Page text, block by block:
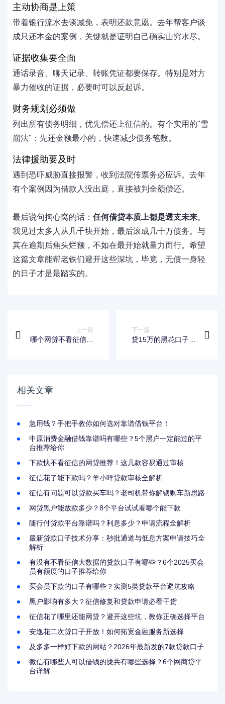
主动协商是上策
带着银行流水去谈减免，表明还款意愿。去年帮客户谈
成只还本金的案例，关键就是证明自己确实山穷水尽。
证据收集要全面
通话录音、聊天记录、转账凭证都要保存。特别是对方
暴力催收的证据，必要时可以反起诉。
财务规划必须做
列出所有债务明细，优先偿还上征信的。有个实用的"雪
崩法"：先还金额最小的，快速减少债务笔数。
法律援助要及时
遇到恐吓威胁直接报警，收到法院传票务必应诉。去年
有个案例因为借款人没出庭，直接被判全额偿还。
最后说句掏心窝的话： 任何借贷本质上都是透支未来。
我见过太多人从几千块开始，最后滚成几十万债务。与
其在逾期后焦头烂额，不如在最开始就量力而行。希望
这篇文章能帮老铁们避开这些深坑，毕竟，无债一身轻
的日子才是最踏实的。
上一篇
哪个网贷不看征信好
下一篇
贷15万的黑花口子有
相关文章
急用钱？手把手教你如何选对靠谱借钱平台！
中原消费金融借钱靠谱吗有哪些？5个黑户一定能过的平
台推荐给你
下款快不看征信的网贷推荐！这几款容易通过审核
征信花了能下款吗？羊小咩贷款审核全解析
征信有问题可以贷款买车吗？老司机带你解锁购车新思路
网贷黑户能放款多少？8个平台试试看哪个能下款
随行付贷款平台靠谱吗？利息多少？申请流程全解析
最新贷款口子技术分享：秒批通道与低息方案申请技巧全
解析
有没有不看征信大数据的贷款口子有哪些？6个2025买会
员有额度的口子推荐给你
买会员下款的口子有哪些？实测5类贷款平台避坑攻略
黑户影响有多大？征信修复和贷款申请必看干货
征信花了哪里还能网贷？避开这些坑，教你正确选择平台
安逸花二次贷口子开放！如何拓宽金融服务新选择
及多多一样好下款的网站？2026年最新发的7款贷款口子
微信有哪些人可以借钱的拢共有哪些选择？6个网商贷平
台详解